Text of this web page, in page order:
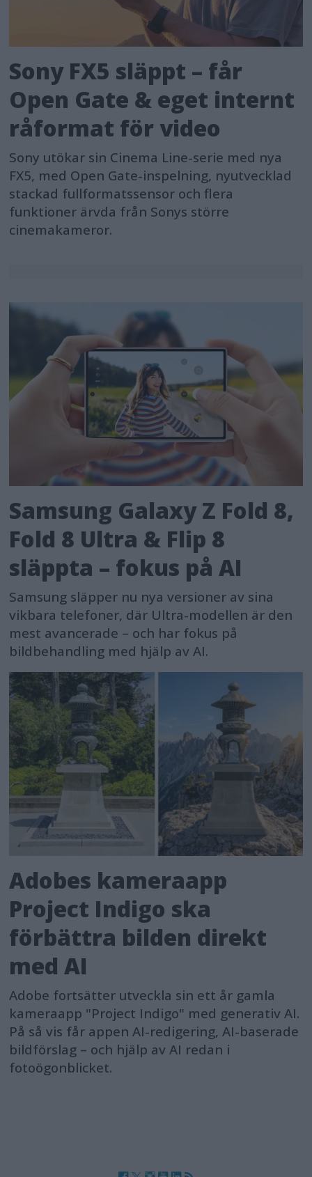
Sony FX5 släppt – får
Open Gate & eget internt
råformat för video
Sony utökar sin Cinema Line-serie med nya
FX5, med Open Gate-inspelning, nyutvecklad
stackad fullformatssensor och flera
funktioner ärvda från Sonys större
cinemakameror.
Samsung Galaxy Z Fold 8,
Fold 8 Ultra & Flip 8
släppta – fokus på AI
Samsung släpper nu nya versioner av sina
vikbara telefoner, där Ultra-modellen är den
mest avancerade – och har fokus på
bildbehandling med hjälp av AI.
Adobes kameraapp
Project Indigo ska
förbättra bilden direkt
med AI
Adobe fortsätter utveckla sin ett år gamla
kameraapp "Project Indigo" med generativ AI.
På så vis får appen AI-redigering, AI-baserade
bildförslag – och hjälp av AI redan i
fotoögonblicket.